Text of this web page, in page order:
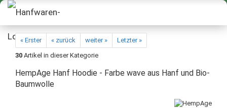
« Erster « zurück weiter »
Letzter »
30 Artikel in dieser Kategorie
HempAge Hanf Hoodie - Farbe wave aus Hanf und Bio-
Baumwolle